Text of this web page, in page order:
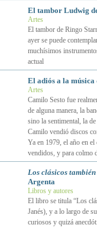
El tambor Ludwig
Artes
El tambor de Ringo
ayer se puede
muchísimos
actual
El adiós a la música
Artes
Camilo Sesto fue
de alguna manera, la
sino la sentimental, la
Camilo vendió discos
Ya en 1979, el año en
vendidos, y para colmo
Los clásicos
Argenta
Libros y autores
El libro se titula “Los
Janés), y a lo largo de
curiosos y quizá